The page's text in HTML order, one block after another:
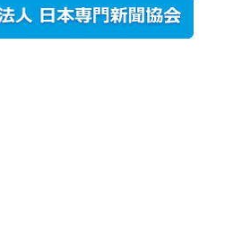
更新
農工大で大